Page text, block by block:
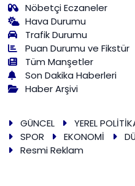
Nöbetçi Eczaneler
Hava Durumu
Trafik Durumu
Puan Durumu ve Fikstür
Tüm Manşetler
Son Dakika Haberleri
Haber Arşivi
GÜNCEL YEREL
SPOR
EKONOMİ
Resmi Reklam